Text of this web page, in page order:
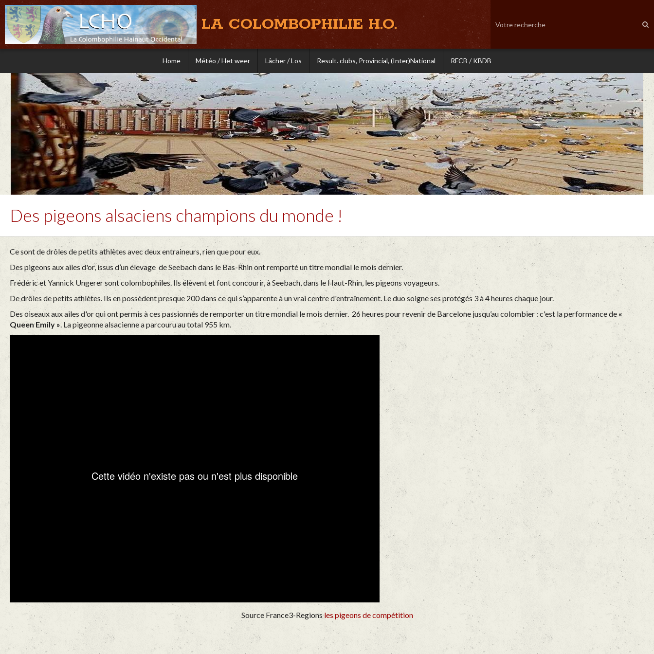
LA COLOMBOPHILIE H.O.
Home Météo / Het weer Lâcher / Los Result. clubs, Provincial, (Inter)National RFCB / KBDB
Des pigeons alsaciens champions du monde !
Ce sont de drôles de petits athlètes avec deux entraineurs, rien que pour eux.
Des pigeons aux ailes d'or, issus d’un élevage de Seebach dans le Bas-Rhin ont remporté un titre mondial le mois dernier.
Frédéric et Yannick Ungerer sont colombophiles. Ils élèvent et font concourir, à Seebach, dans le Haut-Rhin, les pigeons voyageurs.
De drôles de petits athlètes. Ils en possèdent presque 200 dans ce qui s’apparente à un vrai centre d'entraînement. Le duo soigne ses protégés 3 à 4 heures chaque jour.
Des oiseaux aux ailes d'or qui ont permis à ces passionnés de remporter un titre mondial le mois dernier. 26 heures pour revenir de Barcelone jusqu’au colombier : c'est la performance de «
Queen Emily ». La pigeonne alsacienne a parcouru au total 955 km.
Source France3-Regionsles pigeons de compétition